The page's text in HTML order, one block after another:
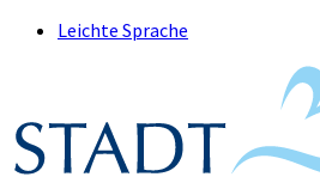
Leichte Sprache